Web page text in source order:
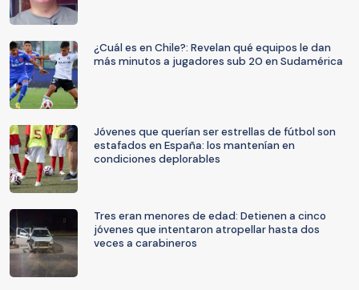
¿Cuál es en Chile?: Revelan qué equipos le dan
más minutos a jugadores sub 20 en Sudamérica
Jóvenes que querían ser estrellas de fútbol son
estafados en España: los mantenían en
condiciones deplorables
Tres eran menores de edad: Detienen a cinco
jóvenes que intentaron atropellar hasta dos
veces a carabineros